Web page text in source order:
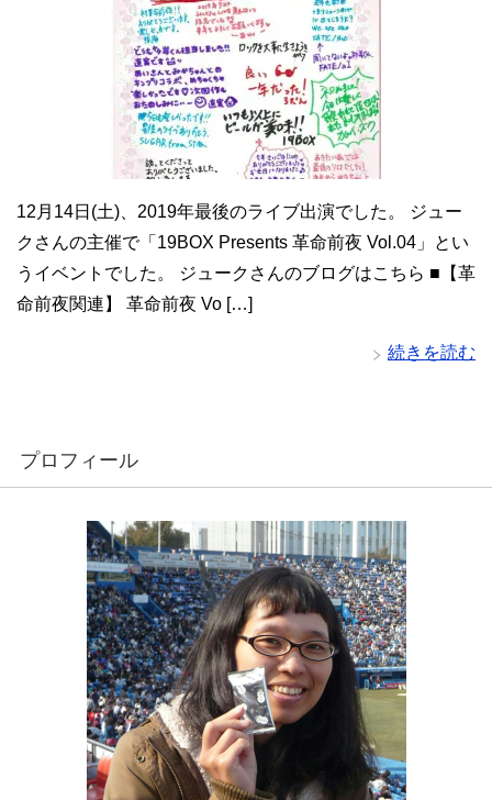
12月14日(土)、2019年最後のライブ出演でした。 ジュー
クさんの主催で「19BOX Presents 革命前夜 Vol.04」とい
うイベントでした。 ジュークさんのブログはこちら ■【革
命前夜関連】 革命前夜 Vo […]
続きを読む
プロフィール